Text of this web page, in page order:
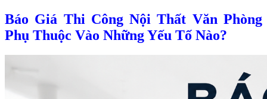
Báo Giá Thi Công Nội Thất Văn Phòng
Phụ Thuộc Vào Những Yếu Tố Nào?